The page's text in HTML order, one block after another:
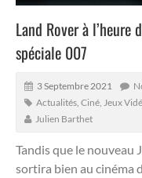
Land Rover à l’heure
spéciale 007
3 Septembre 2021
Actualités Ciné, Jeux
Julien Barthet
Tandis que le nouveau
sortira bien au cinéma